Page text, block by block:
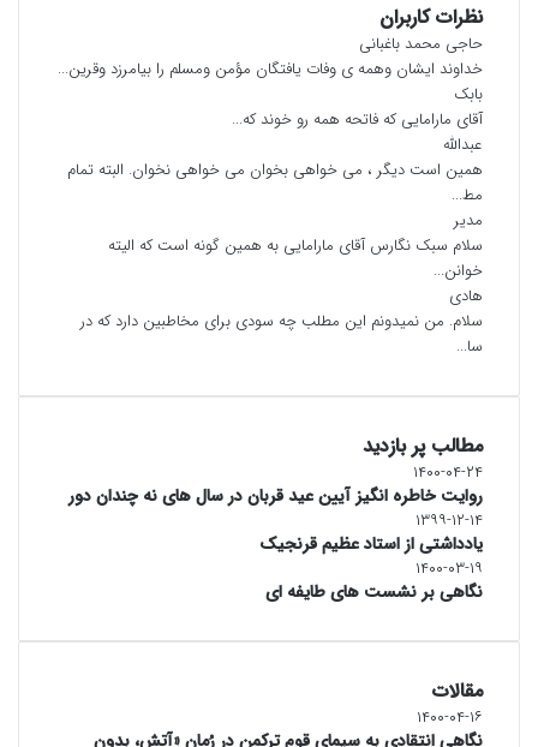
نظرات کاربران
حاجی محمد باغبانی
خداوند ایشان وهمه ی وفات یافتگان مؤمن ومسلم را بیامرزد وقرین...
بابک
آقای مارامایی که فاتحه همه رو خوند که...
عبدالله
همین است دیگر ، می خواهی بخوان می خواهی نخوان. البته تمام
مط...
مدیر
سلام سبک نگارس آقای مارامایی به همین گونه است که الیته
خوانن...
هادی
سلام. من نمیدونم این مطلب چه سودی برای مخاطبین دارد که در
سا...
مطالب پر بازدید
۱۴۰۰-۰۴-۲۴
روایت خاطره انگیز آیین عید قربان در سال های نه چندان دور
۱۳۹۹-۱۲-۱۴
یادداشتی از استاد عظیم قرنجیک
۱۴۰۰-۰۳-۱۹
نگاهی بر نشست های طایفه ای
مقالات
۱۴۰۰-۰۴-۱۶
نگاهی انتقادی به سیمای قوم ترکمن در رُمانِ «آتش، بدونِ